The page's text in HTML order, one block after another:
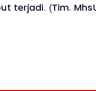
terjadi. (Tim.